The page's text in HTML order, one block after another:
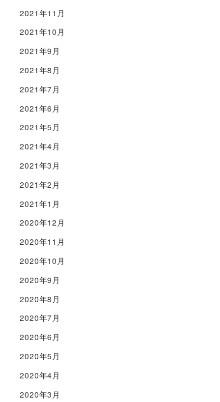
2021年11月
2021年10月
2021年9月
2021年8月
2021年7月
2021年6月
2021年5月
2021年4月
2021年3月
2021年2月
2021年1月
2020年12月
2020年11月
2020年10月
2020年9月
2020年8月
2020年7月
2020年6月
2020年5月
2020年4月
2020年3月